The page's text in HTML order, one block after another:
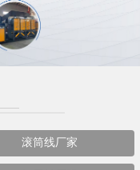
滚筒线厂家